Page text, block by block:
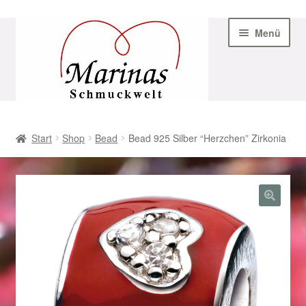
Navigation
Menü
AGB
Datenschutz
Geschenke zu Ostern 2023
Geschenke zu Ostern 2024
Start Shop Bead Bead 925 Silber “Herzchen” Zirkonia